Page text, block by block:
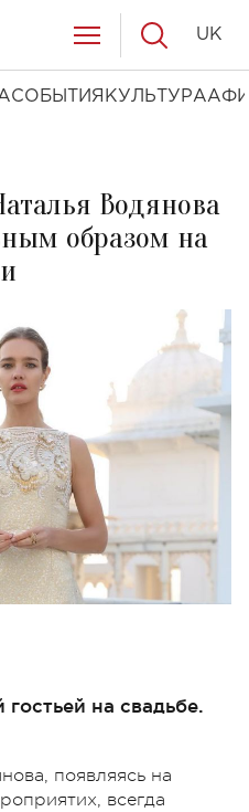
СОБЫТИЯ КУЛЬТУРА
UK
Водянова
образом на
на свадьбе.
появляясь на
всегда